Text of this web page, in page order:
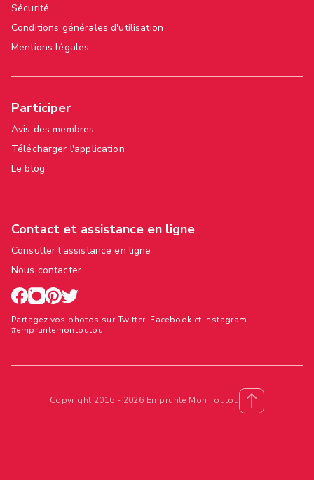
Sécurité
Conditions générales d'utilisation
Mentions légales
Participer
Avis des membres
Télécharger l'application
Le blog
Contact et assistance en ligne
Consulter l'assistance en ligne
Nous contacter
Partagez vos photos sur Twitter, Facebook et Instagram
#empruntemontoutou
Copyright 2016 - 2026 Emprunte Mon Toutou